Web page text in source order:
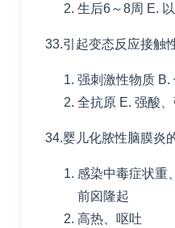
生后6～8周 E.
33.引起变态反应接触
强刺激性物质 B.
全抗原 E. 强酸
34.婴儿化脓性脑膜炎
感染中毒症状重
前囟隆起
高热、呕吐